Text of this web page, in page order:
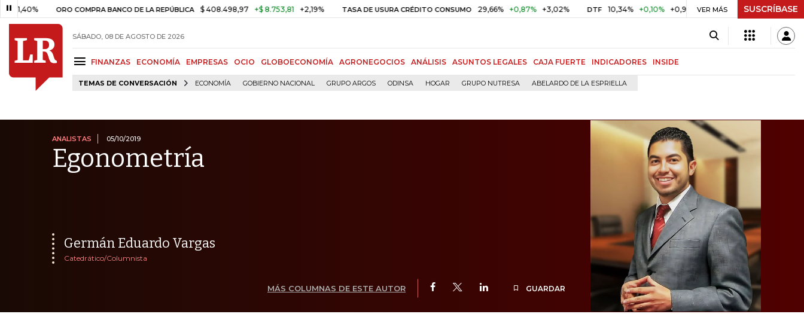
ORO COMPRA BANCO DE LA REPÚBLICA $ 408.498,97 +$ 8.753,81 +2,19% TASA DE USURA CRÉDITO CONSUMO 29,66% +0,87% +3,02% DTF 10,34% +0,10% +0,98% UVR $ 416,96 +$ 0,05 +0,01%
VER MÁS SUSCRÍBASE
SÁBADO, 08 DE AGOSTO DE 2026
FINANZAS ECONOMÍA EMPRESAS OCIO GLOBOECONOMÍA AGRONEGOCIOS ANÁLISIS ASUNTOS LEGALES CAJA FUERTE INDICADORES INSIDE
TEMAS DE CONVERSACIÓN ECONOMÍA GOBIERNO NACIONAL GRUPO ARGOS ODINSA HOGAR GRUPO NUTRESA ABELARDO DE LA ESPRIELLA
ANALISTAS 05/10/2019
Egonometría
Germán Eduardo Vargas
Catedrático/Columnista
MÁS COLUMNAS DE ESTE AUTOR GUARDAR